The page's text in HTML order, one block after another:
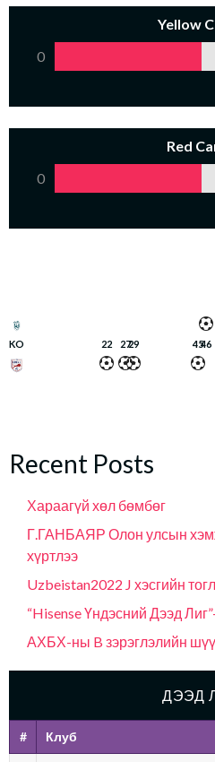
Yellow
0
Red
0
KO 22 2729 4546
Recent Posts
Хараагүй хөл бөмбөг
Г.ГАНБАЯР Олон улсын
хүртлээ
Uzbeistan2022 J хэсгийн
“Hisense Үндэсний Дээд
АХБХ-ны B зэрэглэлийн
ДЭЭД
# Клуб